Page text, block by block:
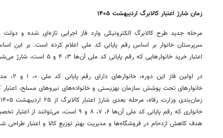
زمان شارژ اعتبار کالابرگ اردیبهشت ۱۴۰۵
مرحله جدید طرح کالابرگ الکترونیکی وارد فاز اجرایی تازه‌ای شده و
اعتبار خرید خانوارهایی که رقم پایانی کد ملی آن‌ها ۳، ۴ و ۵ است، شارژ می‌شود.
در اولین
خانوارهای تحت پوشش سازمان بهزیستی و خانواده‌های نیروهای مسلح، اعتبار
خانواری که رقم پایانی کد ملی آن‌ها ۶، ۷، ۸ و ۹
هدف کاهش ازدحام در فروشگاه‌ها و مدیریت بهتر توزیع کالا و اعتبار طراحی